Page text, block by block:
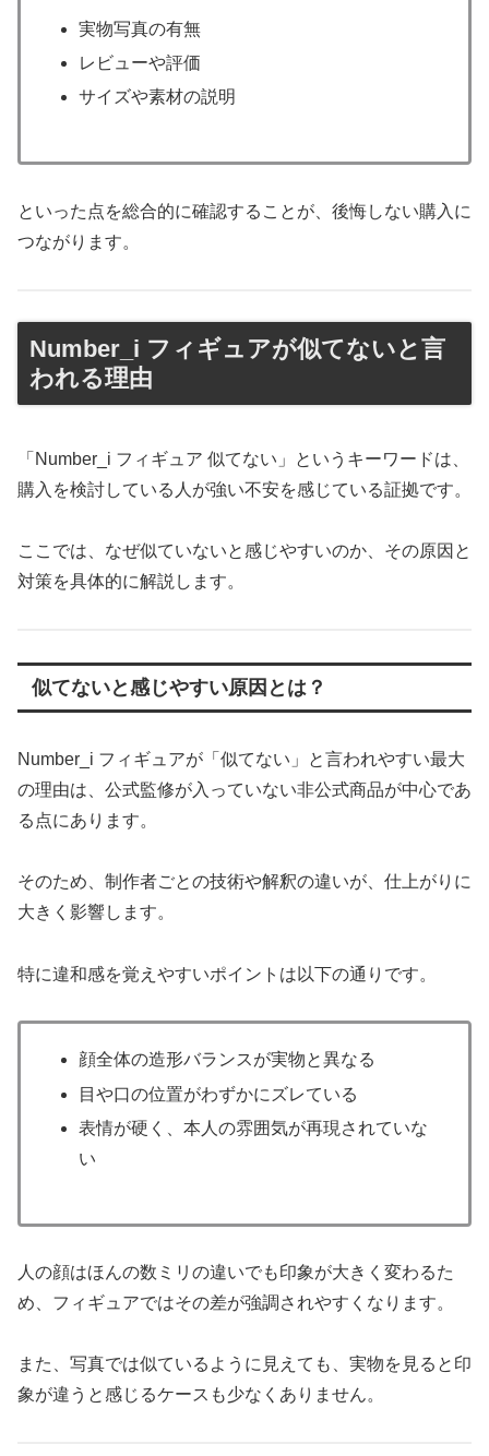
実物写真の有無
レビューや評価
サイズや素材の説明
といった点を総合的に確認することが、後悔しない購入に
つながります。
Number_i フィギュアが似てないと言
われる理由
「Number_i フィギュア 似てない」というキーワードは、
購入を検討している人が強い不安を感じている証拠です。
ここでは、なぜ似ていないと感じやすいのか、その原因と
対策を具体的に解説します。
似てないと感じやすい原因とは？
Number_i フィギュアが「似てない」と言われやすい最大
の理由は、公式監修が入っていない非公式商品が中心であ
る点にあります。
そのため、制作者ごとの技術や解釈の違いが、仕上がりに
大きく影響します。
特に違和感を覚えやすいポイントは以下の通りです。
顔全体の造形バランスが実物と異なる
目や口の位置がわずかにズレている
表情が硬く、本人の雰囲気が再現されていな
い
人の顔はほんの数ミリの違いでも印象が大きく変わるた
め、フィギュアではその差が強調されやすくなります。
また、写真では似ているように見えても、実物を見ると印
象が違うと感じるケースも少なくありません。